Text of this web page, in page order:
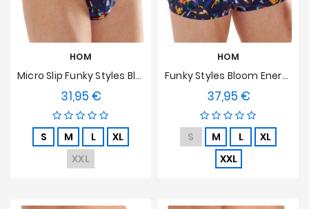
HOM
Micro Slip Funky Styles Bloom Energy HOM Limited Edition
31,95 €Preis
S M L
XL
XXL
HOM
Funky Styles Bloom Energy HOM Limited Edition Boxershorts
37,95 €Preis
S M L
XL
XXL